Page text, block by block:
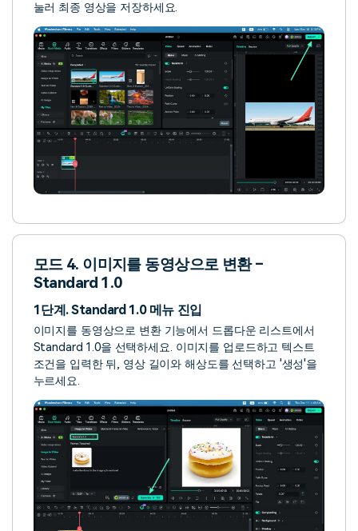
눌러 최종 영상을 저장하세요.
모드 4. 이미지를 동영상으로 변환 –
Standard 1.0
1단계. Standard 1.0 메뉴 진입
이미지를 동영상으로 변환 기능에서 드롭다운 리스트에서
Standard 1.0을 선택하세요. 이미지를 업로드하고 텍스트
조건을 입력한 뒤, 영상 길이와 해상도를 선택하고 '생성'을
누르세요.